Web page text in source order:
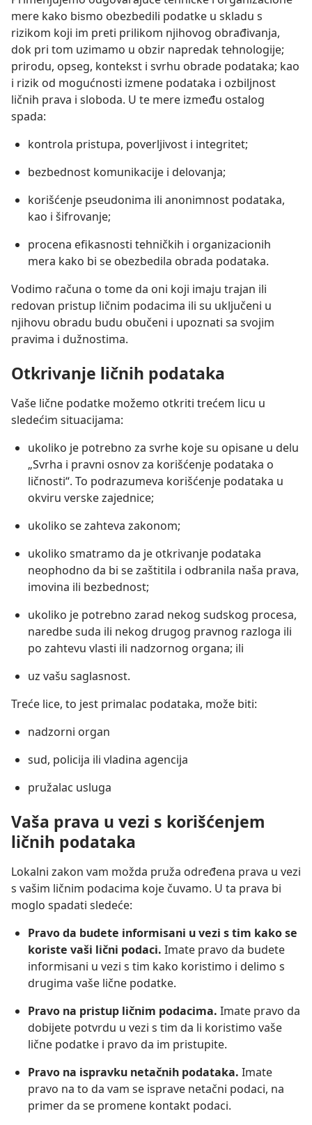
mere kako bismo obezbedili podatke u skladu s
rizikom koji im preti prilikom njihovog obrađivanja,
dok pri tom uzimamo u obzir napredak tehnologije;
prirodu, opseg, kontekst i svrhu obrade podataka; kao
i rizik od mogućnosti izmene podataka i ozbiljnost
ličnih prava i sloboda. U te mere između ostalog
spada:
kontrola pristupa, poverljivost i integritet;
bezbednost komunikacije i delovanja;
korišćenje pseudonima ili anonimnost podataka,
kao i šifrovanje;
procena efikasnosti tehničkih i organizacionih
mera kako bi se obezbedila obrada podataka.
Vodimo računa o tome da oni koji imaju trajan ili
redovan pristup ličnim podacima ili su uključeni u
njihovu obradu budu obučeni i upoznati sa svojim
pravima i dužnostima.
Otkrivanje ličnih podataka
Vaše lične podatke možemo otkriti trećem licu u
sledećim situacijama:
ukoliko je potrebno za svrhe koje su opisane u delu
„Svrha i pravni osnov za korišćenje podataka o
ličnosti“. To podrazumeva korišćenje podataka u
okviru verske zajednice;
ukoliko se zahteva zakonom;
ukoliko smatramo da je otkrivanje podataka
neophodno da bi se zaštitila i odbranila naša prava,
imovina ili bezbednost;
ukoliko je potrebno zarad nekog sudskog procesa,
naredbe suda ili nekog drugog pravnog razloga ili
po zahtevu vlasti ili nadzornog organa; ili
uz vašu saglasnost.
Treće lice, to jest primalac podataka, može biti:
nadzorni organ
sud, policija ili vladina agencija
pružalac usluga
Vaša prava u vezi s korišćenjem
ličnih podataka
Lokalni zakon vam možda pruža određena prava u vezi
s vašim ličnim podacima koje čuvamo. U ta prava bi
moglo spadati sledeće:
Pravo da budete informisani u vezi s tim kako se
koriste vaši lični podaci. Imate pravo da budete
informisani u vezi s tim kako koristimo i delimo s
drugima vaše lične podatke.
Pravo na pristup ličnim podacima. Imate pravo da
dobijete potvrdu u vezi s tim da li koristimo vaše
lične podatke i pravo da im pristupite.
Pravo na ispravku netačnih podataka. Imate
pravo na to da vam se isprave netačni podaci, na
primer da se promene kontakt podaci.